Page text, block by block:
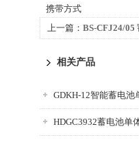
携带方式
上一篇： BS-CFJ24/05
相关产品
GDKH-12智能蓄电池
HDGC3932蓄电池单